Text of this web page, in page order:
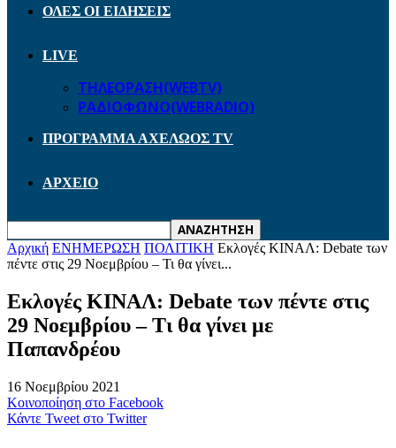
ΟΛΕΣ ΟΙ ΕΙΔΗΣΕΙΣ
LIVE
ΤΗΛΕΟΡΑΣΗ(WEBTV)
ΡΑΔΙΟΦΩΝΟ(WEBRADIO)
ΠΡΟΓΡΑΜΜΑ ΑΧΕΛΩΟΣ TV
ΑΡΧΕΙΟ
Αρχική ΕΝΗΜΕΡΩΣΗ ΠΟΛΙΤΙΚΗ Εκλογές ΚΙΝΑΛ: Debate των
πέντε στις 29 Νοεμβρίου – Τι θα γίνει...
Εκλογές ΚΙΝΑΛ: Debate των πέντε στις
29 Νοεμβρίου – Τι θα γίνει με
Παπανδρέου
16 Νοεμβρίου 2021
Κοινοποίηση στο Facebook
Κάντε Tweet στο Twitter